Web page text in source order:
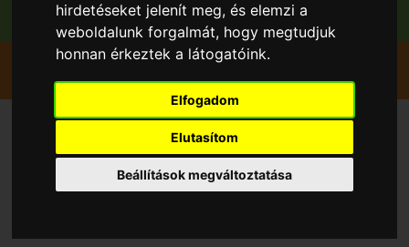
hirdetéseket jelenít meg, és elemzi a
weboldalunk forgalmát, hogy megtudjuk
honnan érkeztek a látogatóink.
Elfogadom
Elutasítom
Beállítások megváltoztatása
Szedd magad Eper Földieper
Nagyvenyim
Venyim Gyümölcse Kft
Szedd és/vagy vedd magad
Eper Földieper, Nagyvenyim